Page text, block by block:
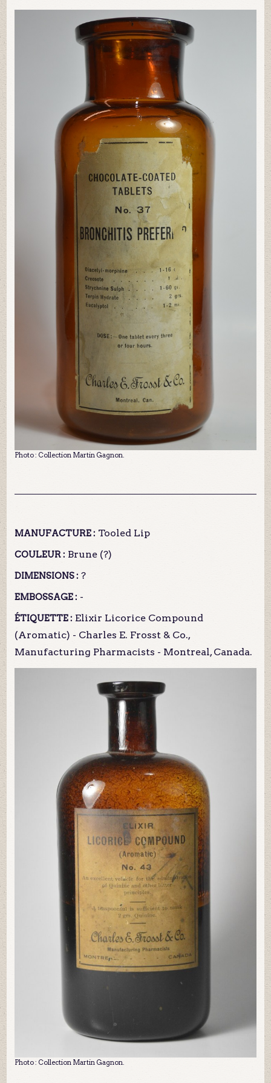
Photo : Collection Martin Gagnon.
MANUFACTURE : Tooled Lip
COULEUR : Brune (?)
DIMENSIONS : ?
EMBOSSAGE : -
ÉTIQUETTE : Elixir Licorice Compound
(Aromatic) - Charles E. Frosst & Co.,
Manufacturing Pharmacists - Montreal, Canada.
Photo : Collection Martin Gagnon.